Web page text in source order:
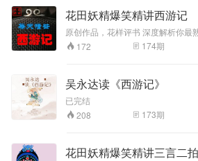
蛰，但蝎子精或许是所有妖精里最悲
都说白骨精只会变戏法，单枪匹马捉
却是西游群魔里杀伤力做大的妖怪。 相比于其
西游内容的解读，这个专辑更清晰的
是对以前内容的补充，不仅有新鲜的
趣可爱的角色以及小说之外精彩干货
段，今晚需要好好犒劳一下自己，晚
蛋吧，奢侈一把。
花田妖精爆笑精讲西游记
原创作品，花样评书 深度解析你最熟悉的西游记
轻松欢脱的让你读懂别人看不到的西
原创，所以每日一更 你听的是我们创作的过程 播
历史老师，曾游走于各大高校开设讲座。
专业法律人士，看尽社会百态，阅人
172 174期
吴永达读《西游记》
已完结
208
173期
花田妖精爆笑精讲三言二拍